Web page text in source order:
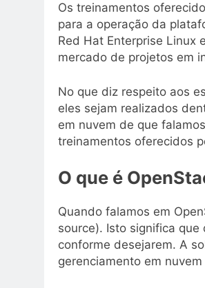
Os treinamentos
para a operação da
Red Hat Enterprise Linux
mercado de projetos em
No que diz respeito aos
eles sejam realizados
em nuvem de que
treinamentos oferecidos
O que é
Quando falamos em
source). Isto significa
conforme desejarem. A
gerenciamento em